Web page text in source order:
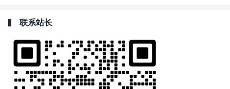
联系站长